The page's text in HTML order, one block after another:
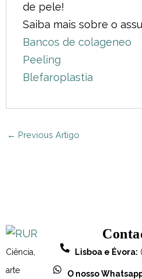
de pele!
Saiba mais sobre o
Bancos de colageneo
Peeling
Blefaroplastia
← Previous Artigo
Ciência,
arte
Lisboa e Évora:
O nosso